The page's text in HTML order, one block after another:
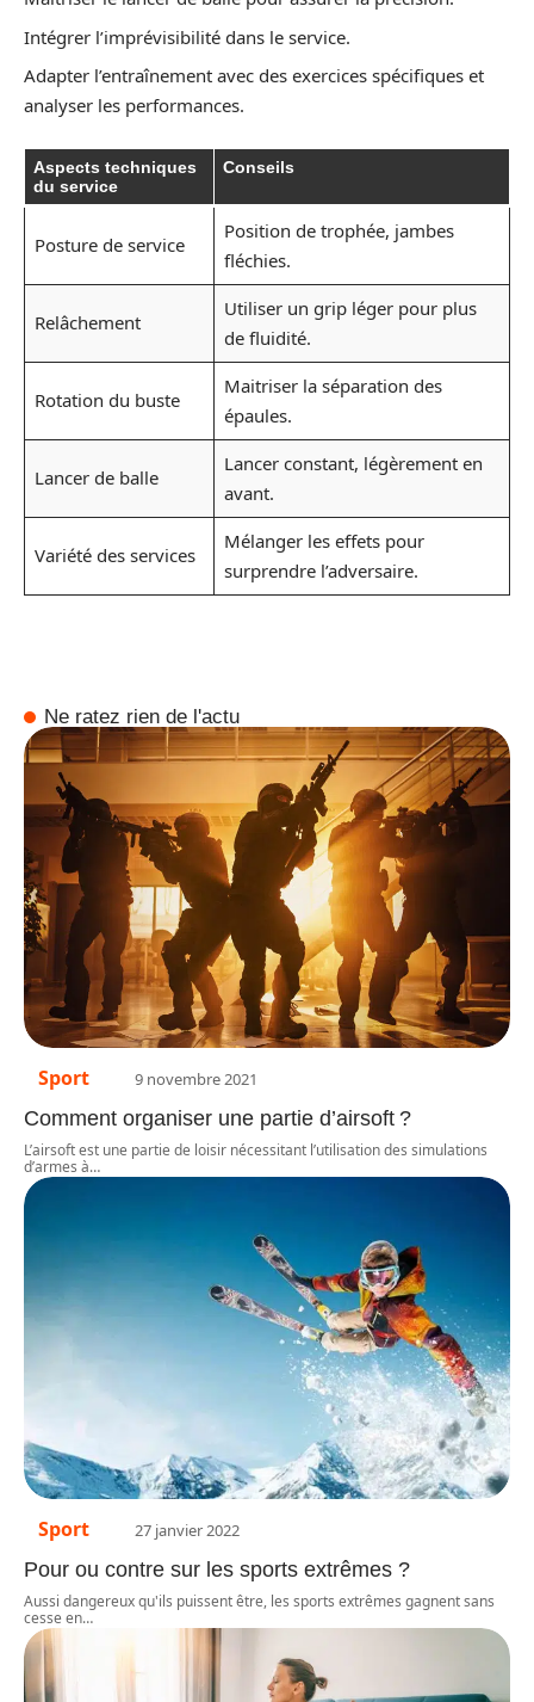
Intégrer l’imprévisibilité dans le service.
Adapter l’entraînement avec des exercices spécifiques et
analyser les performances.
Aspects techniques
du service
Conseils
Posture de service
Position de trophée, jambes
fléchies.
Relâchement
Utiliser un grip léger pour plus
de fluidité.
Rotation du buste
Maitriser la séparation des
épaules.
Lancer de balle
Lancer constant, légèrement en
avant.
Variété des services
Mélanger les effets pour
surprendre l’adversaire.
Ne ratez rien de l'actu
Sport 9 novembre 2021
Comment organiser une partie d’airsoft ?
L’airsoft est une partie de loisir nécessitant l’utilisation des simulations
d’armes à…
Sport 27 janvier 2022
Pour ou contre sur les sports extrêmes ?
Aussi dangereux qu'ils puissent être, les sports extrêmes gagnent sans
cesse en…